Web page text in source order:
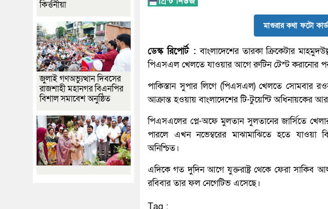
মাগুরার কথা ফটো
ডেস্ক রিপোর্ট :বাংলাদেশের তারকা ক্রিকেটার
পিএসএল খেলতে যাওয়ার আগে রুটিন টেস্ট করানোর পর
পাকিস্তান সুপার লিগে (পিএসএল) খেলতে সোমবার
আক্রান্ত হওয়ায় বাংলাদেশের টি-টুয়েন্টি অধিনায়কের
পিএসএলের প্লে-অফে মুলতান সুলতানের জার্সিতে
পারলে এখন নভেম্বরের মাঝামাঝিতে হতে যাওয়া
অনিশ্চিত।
এদিকে গত দুদিন আগে যুক্তরাষ্ট্র থেকে ফেরা সাকিব
রবিবার তার ফল নেগেটিভ এসেছে।
কির্ত্তনীয়া
জুলাই গণঅভ্যুত্থান দিবসের
রাজশাহী মহানগর বিএনপির
বিশাল সমাবেশ অনুষ্ঠিত